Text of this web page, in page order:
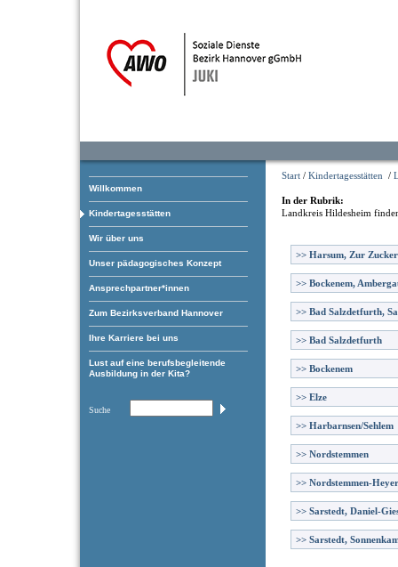
Willkommen
Kindertagesstätten
Wir über uns
Unser pädagogisches Konzept
Ansprechpartner*innen
Zum Bezirksverband Hannover
Ihre Karriere bei uns
Lust auf eine berufsbegleitende
Ausbildung in der Kita?
Suche
Start / Kindertagesstätten /
In der Rubrik:
Landkreis Hildesheim
>> Harsum, Zur
>> Bockenem,
>> Bad Salzdetfurth,
>> Bad Salzdetfurth
>> Bockenem
>> Elze
>> Harbarnsen/Sehlem
>> Nordstemmen
>> Nordstemmen-
>> Sarstedt, Daniel-
>> Sarstedt,